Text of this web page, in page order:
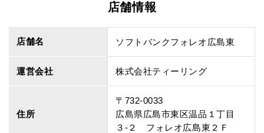
店舗情報
店舗名 ソフトバンクフォレオ広島東
運営会社 株式会社ティーリング
住所
〒732-0033
広島県広島市東区温品１丁目
３‐２ フォレオ広島東２Ｆ